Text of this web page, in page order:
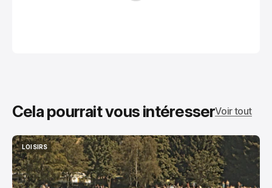
Cela pourrait vous intéresserVoir tout
LOISIRS
LOISIRS